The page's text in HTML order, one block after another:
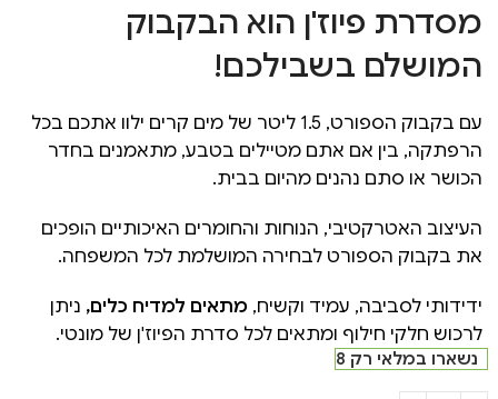
מסדרת פיוז'ן הוא הבקבוק
המושלם בשבילכם!
עם בקבוק הספורט, 1.5 ליטר של מים קרים ילוו אתכם בכל
הרפתקה, בין אם אתם מטיילים בטבע, מתאמנים בחדר
הכושר או סתם נהנים מהיום בבית.
העיצוב האטרקטיבי, הנוחות והחומרים האיכותיים הופכים
את בקבוק הספורט לבחירה המושלמת לכל המשפחה.
ידידותי לסביבה, עמיד וקשיח, מתאים למדיח כלים, ניתן
לרכוש חלקי חילוף ומתאים לכל סדרת הפיוז'ן של מונטי.
נשארו במלאי רק 8